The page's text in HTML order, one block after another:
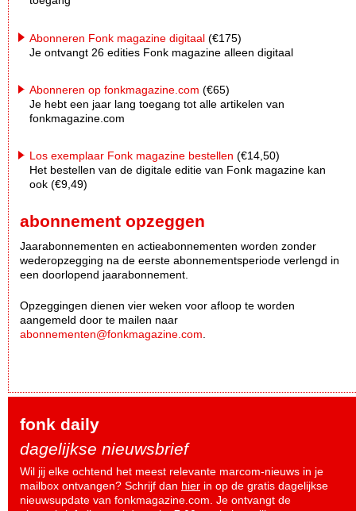
Abonneren Fonk magazine digitaal (€175)
Je ontvangt 26 edities Fonk magazine alleen digitaal
Abonneren op fonkmagazine.com (€65)
Je hebt een jaar lang toegang tot alle artikelen van
fonkmagazine.com
Los exemplaar Fonk magazine bestellen (€14,50)
Het bestellen van de digitale editie van Fonk magazine kan
ook (€9,49)
abonnement opzeggen
Jaarabonnementen en actieabonnementen worden zonder
wederopzegging na de eerste abonnementsperiode verlengd in
een doorlopend jaarabonnement.
Opzeggingen dienen vier weken voor afloop te worden
aangemeld door te mailen naar
abonnementen@fonkmagazine.com
fonk daily
dagelijkse nieuwsbrief
Wil jij elke ochtend het meest relevante marcom-nieuws in je
mailbox ontvangen? Schrijf dan hier in op de gratis dagelijkse
nieuwsupdate van fonkmagazine.com. Je ontvangt de